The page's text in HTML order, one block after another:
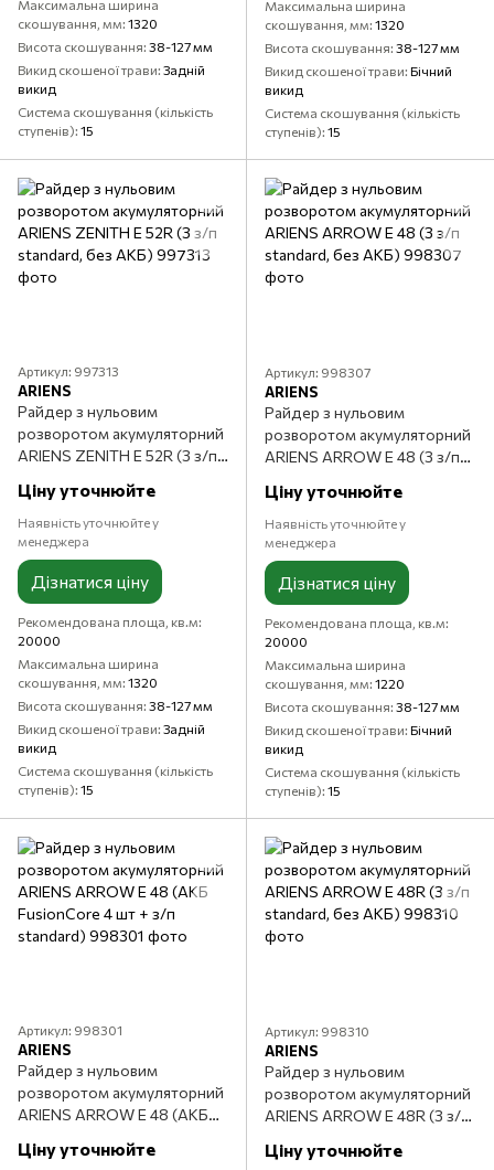
Максимальна ширина
скошування, мм 1320
Висота скошування 38-127 мм
Викид скошеної трави Задній
викид
Система скошування (кількість
ступенів) 15
Максимальна ширина
скошування, мм 1320
Висота скошування 38-127 мм
Викид скошеної трави Бічний
викид
Система скошування (кількість
ступенів) 15
Артикул: 997313
ARIENS
Райдер з нульовим
розворотом акумуляторний
ARIENS ZENITH E 52R (З з/п
Ціну уточнюйте
Наявність уточнюйте у
менеджера
Дізнатися ціну
Рекомендована площа, кв.м
20000
Максимальна ширина
скошування, мм 1320
Висота скошування 38-127 мм
Викид скошеної трави Задній
викид
Система скошування (кількість
ступенів) 15
Артикул: 998307
ARIENS
Райдер з нульовим
розворотом акумуляторний
ARIENS ARROW E 48 (З з/п
Ціну уточнюйте
Наявність уточнюйте у
менеджера
Дізнатися ціну
Рекомендована площа, кв.м
20000
Максимальна ширина
скошування, мм 1220
Висота скошування 38-127 мм
Викид скошеної трави Бічний
викид
Система скошування (кількість
ступенів) 15
Артикул: 998301
ARIENS
Райдер з нульовим
розворотом акумуляторний
ARIENS ARROW E 48 (АКБ
standard)
Ціну уточнюйте
Артикул: 998310
ARIENS
Райдер з нульовим
розворотом акумуляторний
ARIENS ARROW E 48R (З з/п
Ціну уточнюйте